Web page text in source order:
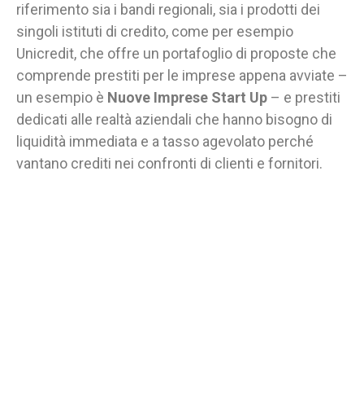
riferimento sia i bandi regionali, sia i prodotti dei
singoli istituti di credito, come per esempio
Unicredit, che offre un portafoglio di proposte che
comprende prestiti per le imprese appena avviate –
un esempio è Nuove Imprese Start Up – e prestiti
dedicati alle realtà aziendali che hanno bisogno di
liquidità immediata e a tasso agevolato perché
vantano crediti nei confronti di clienti e fornitori.